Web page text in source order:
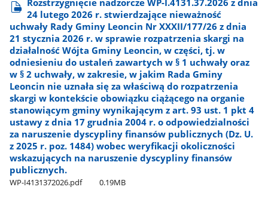
Rozstrzygnięcie nadzorcze WP-I.4131.37.2026 z dnia
24 lutego 2026 r. stwierdzające nieważność
uchwały Rady Gminy Leoncin Nr XXXII/177/26 z dnia
21 stycznia 2026 r. w sprawie rozpatrzenia skargi na
działalność Wójta Gminy Leoncin, w części, tj. w
odniesieniu do ustaleń zawartych w § 1 uchwały oraz
w § 2 uchwały, w zakresie, w jakim Rada Gminy
Leoncin nie uznała się za właściwą do rozpatrzenia
skargi w kontekście obowiązku ciążącego na organie
stanowiącym gminy wynikającym z art. 93 ust. 1 pkt 4
ustawy z dnia 17 grudnia 2004 r. o odpowiedzialności
za naruszenie dyscypliny finansów publicznych (Dz. U.
z 2025 r. poz. 1484) wobec weryfikacji okoliczności
wskazujących na naruszenie dyscypliny finansów
publicznych.
WP-I4131372026.pdf 0.19MB